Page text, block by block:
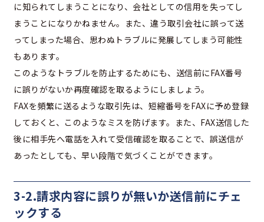
に知られてしまうことになり、会社としての信用を失ってし
まうことになりかねません。また、違う取引会社に誤って送
ってしまった場合、思わぬトラブルに発展してしまう可能性
もあります。
このようなトラブルを防止するためにも、送信前にFAX番号
に誤りがないか再度確認を取るようにしましょう。
FAXを頻繁に送るような取引先は、短縮番号をFAXに予め登録
しておくと、このようなミスを防げます。また、FAX送信した
後に相手先へ電話を入れて受信確認を取ることで、誤送信が
あったとしても、早い段階で気づくことができます。
3-2.請求内容に誤りが無いか送信前にチェ
ックする